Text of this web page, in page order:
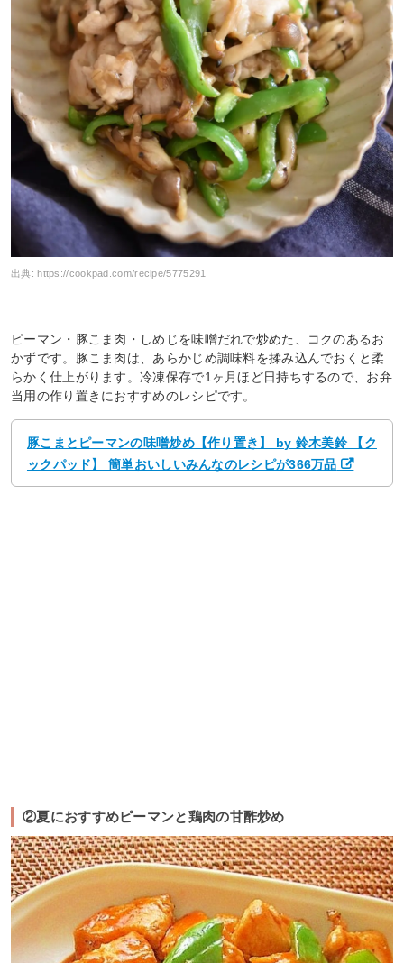
出典:https://cookpad.com/recipe/5775291
ピーマン・豚こま肉・しめじを味噌だれで炒めた、コクのあるお
かずです。豚こま肉は、あらかじめ調味料を揉み込んでおくと柔
らかく仕上がります。冷凍保存で1ヶ月ほど日持ちするので、お弁
当用の作り置きにおすすめのレシピです。
豚こまとピーマンの味噌炒め【作り置き】 by 鈴木美鈴 【ク
ックパッド】 簡単おいしいみんなのレシピが366万品
②夏におすすめピーマンと鶏肉の甘酢炒め